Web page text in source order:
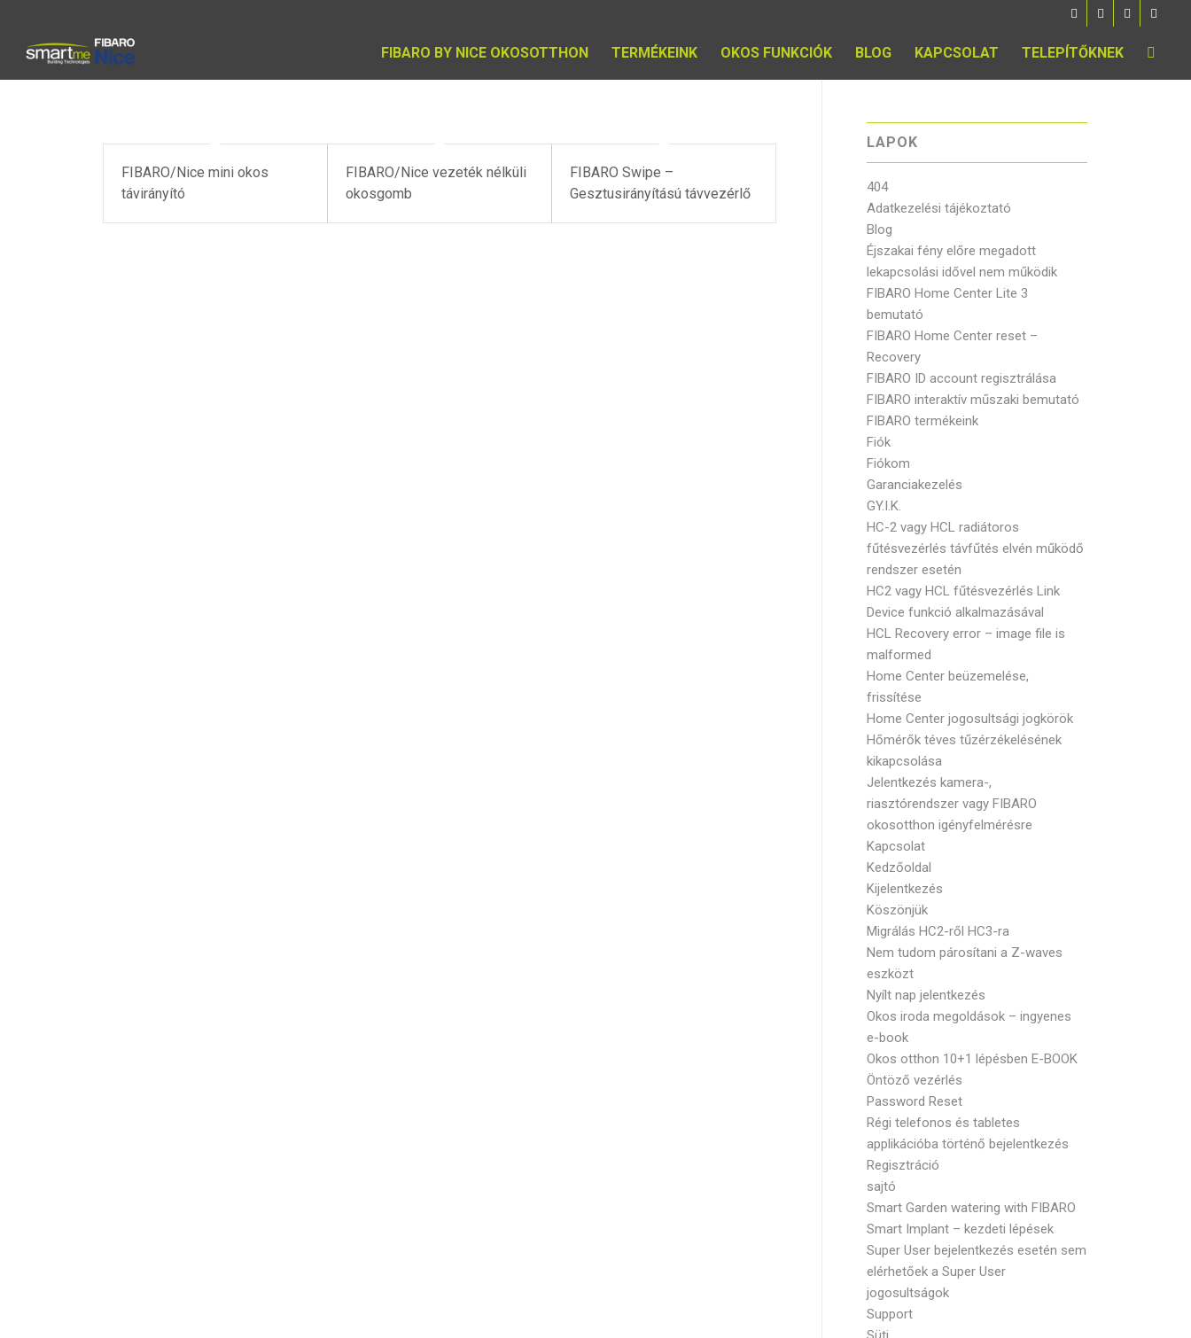
FIBARO BY NICE OKOSOTTHON TERMÉKEINK OKOS FUNKCIÓK BLOG KAPCSOLAT TELEPÍTŐKNEK
FIBARO/Nice mini okos
távirányító
FIBARO/Nice vezeték nélküli
okosgomb
FIBARO Swipe –
Gesztusirányítású távvezérlő
LAPOK
404
Adatkezelési tájékoztató
Blog
Éjszakai fény előre megadott
lekapcsolási idővel nem működik
FIBARO Home Center Lite 3
bemutató
FIBARO Home Center reset –
Recovery
FIBARO ID account regisztrálása
FIBARO interaktív műszaki bemutató
FIBARO termékeink
Fiók
Fiókom
Garanciakezelés
GY.I.K.
HC-2 vagy HCL radiátoros
fűtésvezérlés távfűtés elvén működő
rendszer esetén
HC2 vagy HCL fűtésvezérlés Link
Device funkció alkalmazásával
HCL Recovery error – image file is
malformed
Home Center beüzemelése,
frissítése
Home Center jogosultsági jogkörök
Hőmérők téves tűzérzékelésének
kikapcsolása
Jelentkezés kamera-,
riasztórendszer vagy FIBARO
okosotthon igényfelmérésre
Kapcsolat
Kedzőoldal
Kijelentkezés
Köszönjük
Migrálás HC2-ről HC3-ra
Nem tudom párosítani a Z-waves
eszközt
Nyílt nap jelentkezés
Okos iroda megoldások – ingyenes
e-book
Okos otthon 10+1 lépésben E-BOOK
Öntöző vezérlés
Password Reset
Régi telefonos és tabletes
applikációba történő bejelentkezés
Regisztráció
sajtó
Smart Garden watering with FIBARO
Smart Implant – kezdeti lépések
Super User bejelentkezés esetén sem
elérhetőek a Super User
jogosultságok
Support